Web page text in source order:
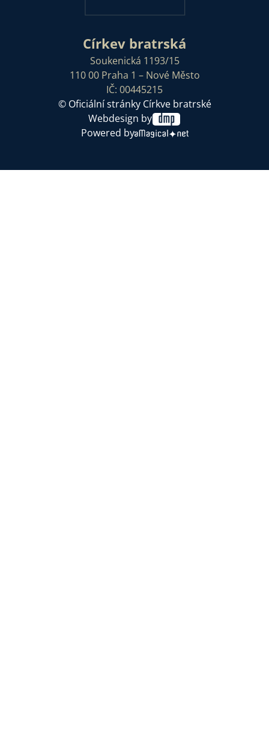
Církev bratrská
Soukenická 1193/15
110 00 Praha 1 – Nové Město
IČ: 00445215
© Oficiální stránky Církve bratrské
Webdesign by
Powered by